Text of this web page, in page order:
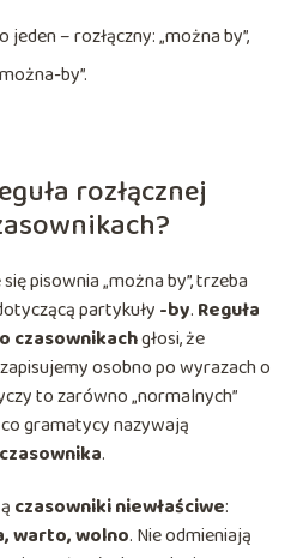
– rozłączny: „można by”,
by”.
rozłącznej
pisownia „można by”, trzeba
partykuły -by. Reguła
czasownikachgłosi, że
zapisujemy osobno po wyrazach o
to zarówno „normalnych”
gramatycy nazywają
.
czasowniki niewłaściwe:
warto, wolno. Nie odmieniają